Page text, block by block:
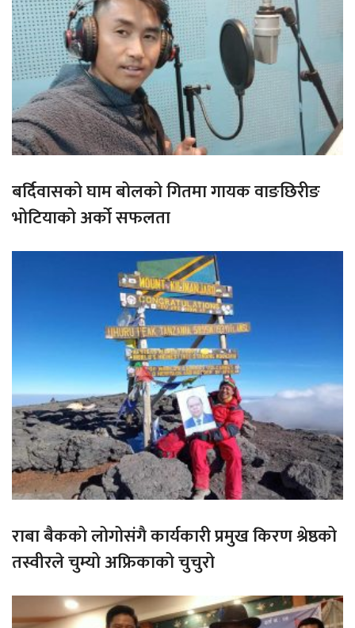
बर्दिवासको घाम बोलको गितमा गायक वाङछिरीङ
भोटियाको अर्को सफलता
राबा बैकको लोगोसंगै कार्यकारी प्रमुख किरण श्रेष्ठको
तस्वीरले चुम्यो अफ्रिकाको चुचुरो